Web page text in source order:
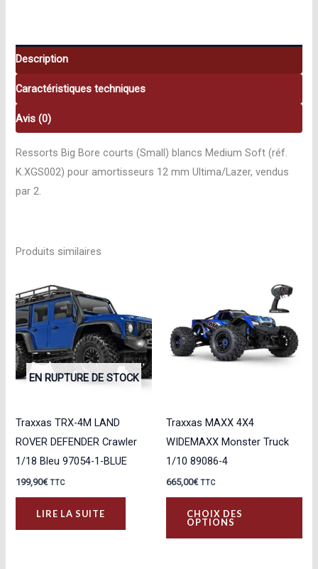
–
Medium
Soft
(2
pcs)
Kyosho
K.XGS002
Description
Caractéristiques techniques
Avis (0)
Ressorts Big Bore courts (Small) blancs Medium Soft (réf.
K.XGS002) pour amortisseurs 12 mm Ultima/Lazer, vendus
par 2.
Produits similaires
EN RUPTURE DE STOCK
Traxxas TRX-4M LAND
ROVER DEFENDER Crawler
1/18 Bleu 97054-1-BLUE
199,90€ TTC
LIRE LA SUITE
Traxxas MAXX 4X4
WIDEMAXX Monster Truck
1/10 89086-4
665,00€ TTC
CHOIX DES
OPTIONS
Ce
a